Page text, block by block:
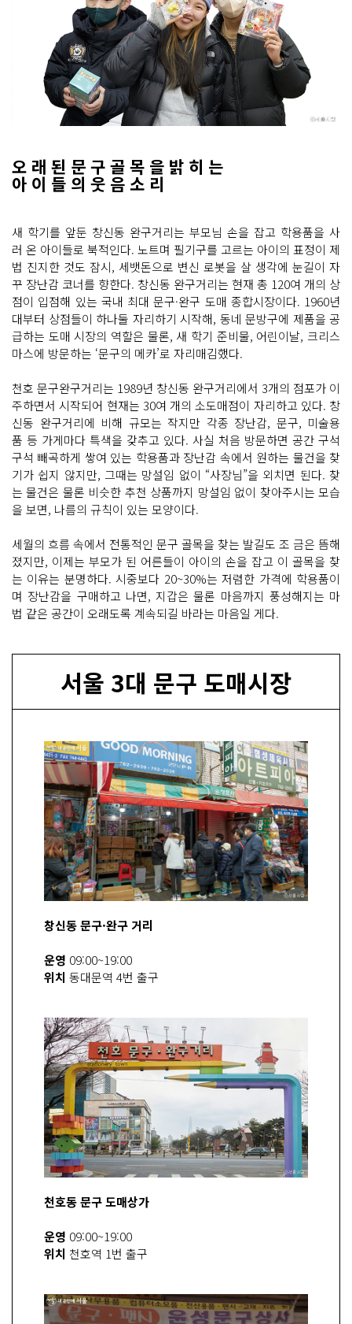
오 래 된 문 구 골 목 을 밝 히 는
아 이 들 의 웃 음 소 리
새 학기를 앞둔 창신동 완구거리는 부모님 손을 잡고 학용품을 사
러 온 아이들로 북적인다. 노트며 필기구를 고르는 아이의 표정이 제
법 진지한 것도 잠시, 세뱃돈으로 변신 로봇을 살 생각에 눈길이 자
꾸 장난감 코너를 향한다. 창신동 완구거리는 현재 총 120여 개의 상
점이 입점해 있는 국내 최대 문구·완구 도매 종합시장이다. 1960년
대부터 상점들이 하나둘 자리하기 시작해, 동네 문방구에 제품을 공
급하는 도매 시장의 역할은 물론, 새 학기 준비물, 어린이날, 크리스
마스에 방문하는 ‘문구의 메카’로 자리매김했다.
천호 문구완구거리는 1989년 창신동 완구거리에서 3개의 점포가 이
주하면서 시작되어 현재는 30여 개의 소도매점이 자리하고 있다. 창
신동 완구거리에 비해 규모는 작지만 각종 장난감, 문구, 미술용
품 등 가게마다 특색을 갖추고 있다. 사실 처음 방문하면 공간 구석
구석 빼곡하게 쌓여 있는 학용품과 장난감 속에서 원하는 물건을 찾
기가 쉽지 않지만, 그때는 망설임 없이 “사장님”을 외치면 된다. 찾
는 물건은 물론 비슷한 추천 상품까지 망설임 없이 찾아주시는 모습
을 보면, 나름의 규칙이 있는 모양이다.
세월의 흐름 속에서 전통적인 문구 골목을 찾는 발길도 조 금은 뜸해
졌지만, 이제는 부모가 된 어른들이 아이의 손을 잡고 이 골목을 찾
는 이유는 분명하다. 시중보다 20~30%는 저렴한 가격에 학용품이
며 장난감을 구매하고 나면, 지갑은 물론 마음까지 풍성해지는 마
법 같은 공간이 오래도록 계속되길 바라는 마음일 게다.
서울 3대 문구 도매시장
창신동 문구·완구 거리
운영 09:00~19:00
위치 동대문역 4번 출구
천호동 문구 도매상가
운영 09:00~19:00
위치 천호역 1번 출구